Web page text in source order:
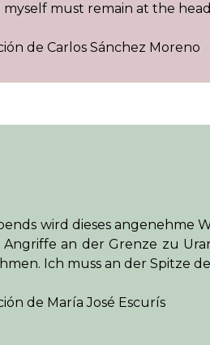
myself must remain at the
de Carlos Sánchez Moreno
wird dieses
Angriffe an der Grenze zu
Ich muss an der Spitze
de María José Escurís